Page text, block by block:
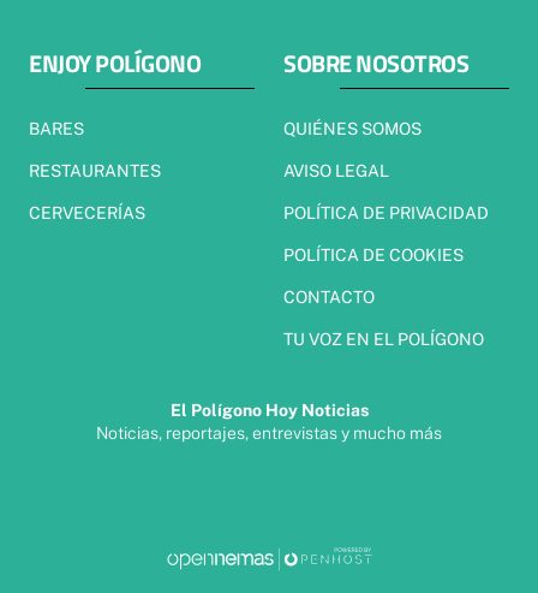
ENJOY POLÍGONO
BARES
RESTAURANTES
CERVECERÍAS
SOBRE NOSOTROS
QUIÉNES SOMOS
AVISO LEGAL
POLÍTICA DE PRIVACIDAD
POLÍTICA DE COOKIES
CONTACTO
TU VOZ EN EL POLÍGONO
El Polígono Hoy Noticias
Noticias, reportajes, entrevistas y mucho más